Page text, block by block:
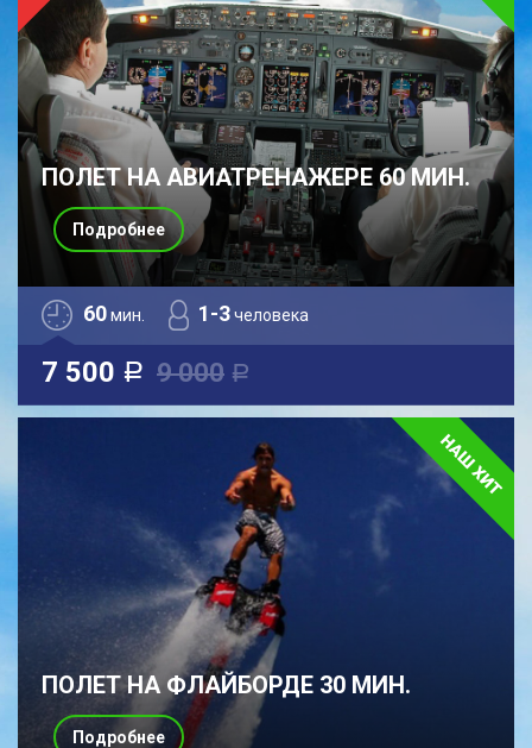
ПОЛЕТ НА АВИАТРЕНАЖЕРЕ 60 МИН.
60мин. 1-3человека
7 500 a 9 000 a
Подробнее
ПОЛЕТ НА ФЛАЙБОРДЕ 30 МИН.
Подробнее